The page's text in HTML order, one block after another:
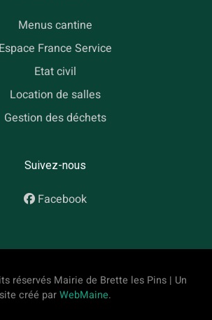
Menus cantine
Espace France Service
Etat civil
Location de salles
Gestion des déchets
Suivez-nous
Facebook
réservés Mairie de Brette les Pins | Un
site créé parWebMaine.